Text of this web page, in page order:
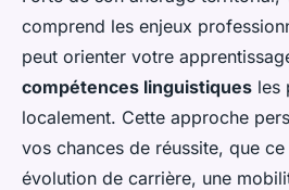
comprend les enjeux
peut orienter votre
compétences linguistiques les
localement. Cette approche
vos chances de réussite, que
évolution de carrière, une